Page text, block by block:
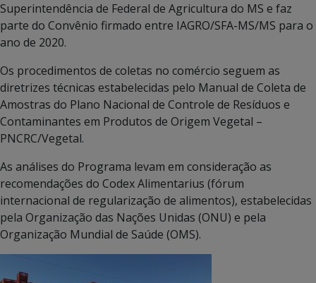
Superintendência de Federal de Agricultura do MS e faz
parte do Convênio firmado entre IAGRO/SFA-MS/MS para o
ano de 2020.
Os procedimentos de coletas no comércio seguem as
diretrizes técnicas estabelecidas pelo Manual de Coleta de
Amostras do Plano Nacional de Controle de Resíduos e
Contaminantes em Produtos de Origem Vegetal –
PNCRC/Vegetal.
As análises do Programa levam em consideração as
recomendações do Codex Alimentarius (fórum
internacional de regularização de alimentos), estabelecidas
pela Organização das Nações Unidas (ONU) e pela
Organização Mundial de Saúde (OMS).